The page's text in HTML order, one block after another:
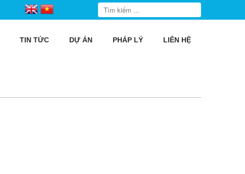
TIN TỨC DỰ ÁN PHÁP LÝ LIÊN HỆ